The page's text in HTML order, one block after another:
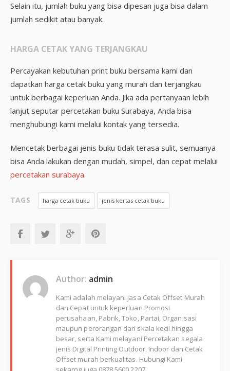
Selain itu, jumlah buku yang bisa dipesan juga bisa dalam
jumlah sedikit atau banyak.
HARGA CETAK YANG TERJANGKAU
Percayakan kebutuhan print buku bersama kami dan
dapatkan harga cetak buku yang murah dan terjangkau
untuk berbagai keperluan Anda. Jika ada pertanyaan lebih
lanjut seputar percetakan buku Surabaya, Anda bisa
menghubungi kami melalui kontak yang tersedia.
Mencetak berbagai jenis buku tidak terasa sulit, semuanya
bisa Anda lakukan dengan mudah, simpel, dan cepat melalui
percetakan surabaya.
TAGS harga cetak buku jenis kertas cetak buku
Author: admin
Kami adalah melayani jasa Cetak Offset Murah
dan Cepat untuk keperluan Promosi
perusahaan, Pabrik, Toko, Partai, Organisasi
maupun perorangan dari skala kecil hingga
besar, serta Kami melayani Percetakan segala
jenis Digital Printing Outdoor, Indoor dan Cetak
Offset murah berkualitas. Hubungi Kami